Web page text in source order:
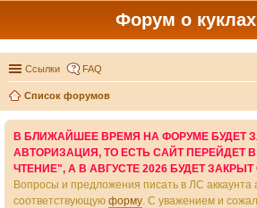
Форум о
Ссылки FAQ
Список форумов
В БЛИЖАЙШЕЕ ВРЕМЯ НА ФОРУМЕ БУДЕТ
АВТОРИЗАЦИЯ, ТО ЕСТЬ САЙТ ПЕРЕЙДЕТ
ЧТЕНИЕ", А В АВГУСТЕ 2026 БУДЕТ
Вопросы и предложения писать в ЛС аккаунта
соответствующую форму. С уважением и